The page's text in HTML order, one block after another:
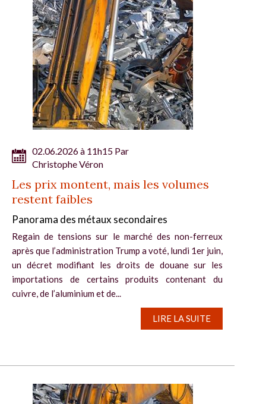
02.06.2026 à 11h15 Par
Christophe Véron
Les prix montent, mais les volumes
restent faibles
Panorama des métaux secondaires
Regain de tensions sur le marché des non-ferreux
après que l’administration Trump a voté, lundi 1er juin,
un décret modifiant les droits de douane sur les
importations de certains produits contenant du
cuivre, de l’aluminium et de...
LIRE LA SUITE